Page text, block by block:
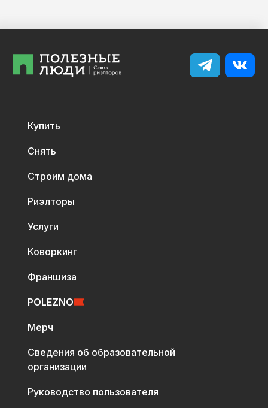
Купить
Снять
Строим дома
Риэлторы
Услуги
Коворкинг
Франшиза
POLEZNO
Мерч
Сведения об образовательной
организации
Руководство пользователя